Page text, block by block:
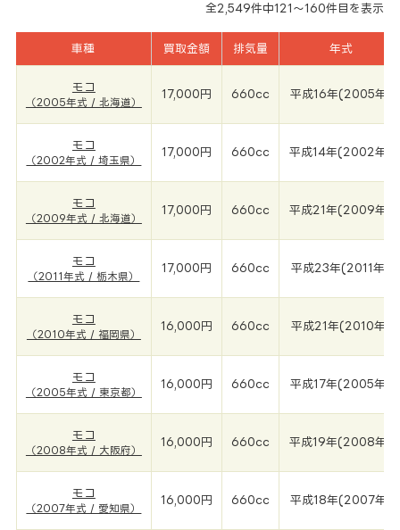
全2,549件中121～160件目を表示
車種 買取金額 排気量 年式
モコ
（2005年式 / 北海道）
17,000円 660cc 平成16年(2005年)
モコ
（2002年式 / 埼玉県）
17,000円 660cc 平成14年(2002年)
モコ
（2009年式 / 北海道）
17,000円 660cc 平成21年(2009年)
モコ
（2011年式 / 栃木県）
17,000円 660cc 平成23年(2011年)
モコ
（2010年式 / 福岡県）
16,000円 660cc 平成21年(2010年)
モコ
（2005年式 / 東京都）
16,000円 660cc 平成17年(2005年)
モコ
（2008年式 / 大阪府）
16,000円 660cc 平成19年(2008年)
モコ
（2007年式 / 愛知県）
16,000円 660cc 平成18年(2007年)